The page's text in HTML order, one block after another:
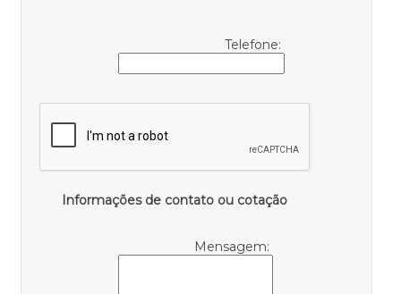
Telefone:
Informações de contato ou cotação
Mensagem: